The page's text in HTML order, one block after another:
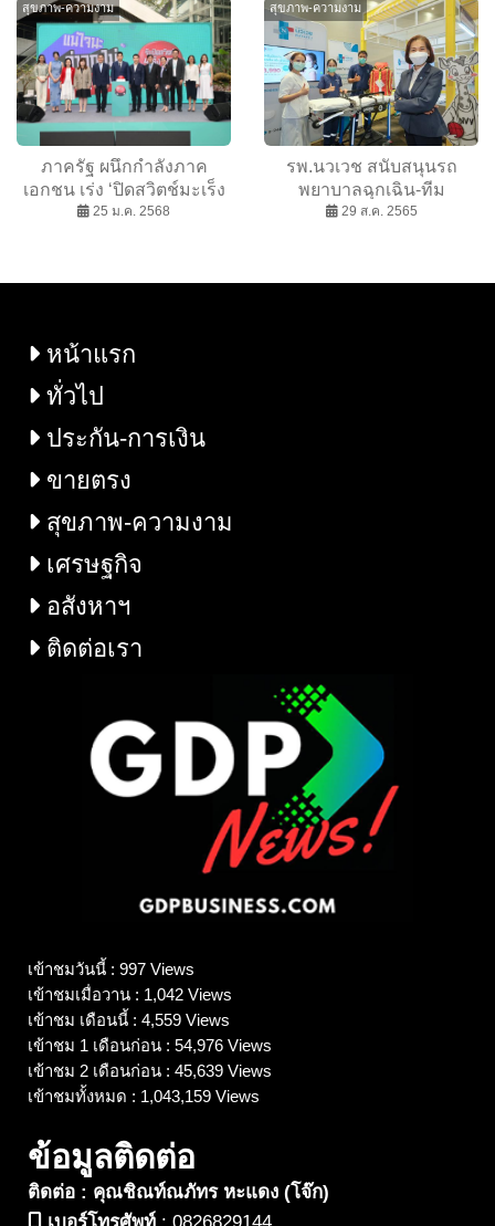
ล็กซ์ต่อเนื่อง
สุขภาพ-ความงาม
ภาครัฐ ผนึกกำลังภาค
เอกชน เร่ง ‘ปิดสวิตช์มะเร็ง
HPV’ รณรงค์ให้เด็กไทยรีบ
25 ม.ค. 2568
สุขภาพ-ความงาม
รพ.นวเวช สนับสนุนรถ
พยาบาลฉุกเฉิน-ทีม
ปฐมพยาบาล งาน “รักลูก
29 ส.ค. 2565
หน้าแรก
ทั่วไป
ประกัน-การเงิน
ขายตรง
สุขภาพ-ความงาม
เศรษฐกิจ
อสังหาฯ
ติดต่อเรา
เข้าชมวันนี้ : 997 Views
เข้าชมเมื่อวาน : 1,042 Views
เข้าชม เดือนนี้ : 4,559 Views
เข้าชม 1 เดือนก่อน : 54,976 Views
เข้าชม 2 เดือนก่อน : 45,639 Views
เข้าชมทั้งหมด : 1,043,159 Views
ข้อมูลติดต่อ
ติดต่อ : คุณชิณท์ณภัทร หะแดง (โจ๊ก)